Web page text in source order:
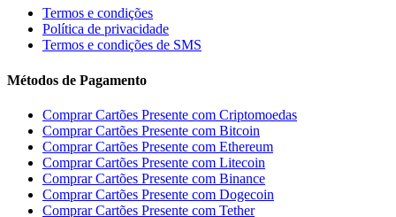
Termos e condições
Política de privacidade
Termos e condições de SMS
Métodos de Pagamento
Comprar Cartões Presente com Criptomoedas
Comprar Cartões Presente com Bitcoin
Comprar Cartões Presente com Ethereum
Comprar Cartões Presente com Litecoin
Comprar Cartões Presente com Binance
Comprar Cartões Presente com Dogecoin
Comprar Cartões Presente com Tether